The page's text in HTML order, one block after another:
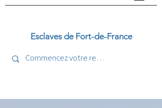
Esclaves de Fort-de-France